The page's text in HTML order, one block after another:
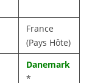
France
(Pays Hôte)
Danemark
*